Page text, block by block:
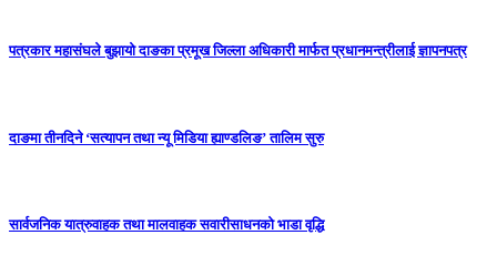
पत्रकार महासंघले बुझायो दाङका प्रमूख जिल्ला अधिकारी मार्फत प्रधानमन्त्रीलाई ज्ञापनपत्र
दाङमा तीनदिने ‘सत्यापन तथा न्यू मिडिया ह्याण्डलिङ’ तालिम सुरु
सार्वजनिक यात्रुवाहक तथा मालवाहक सवारीसाधनको भाडा वृद्धि